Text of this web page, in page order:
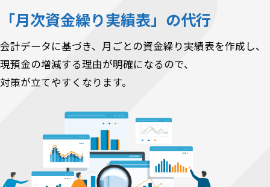
「月次資金繰り実績表」の代行
会計データに基づき、月ごとの資金繰り実績表を作成し、
現預金の増減する理由が明確になるので、
対策が立てやすくなります。